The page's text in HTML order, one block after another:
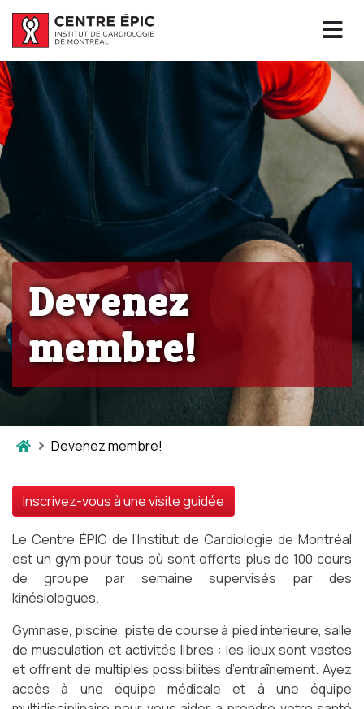
Devenez
membre!
Devenez membre!
Inscrivez-vous à une visite guidée
Le Centre ÉPIC de l’Institut de Cardiologie de Montréal
est un gym pour tous où sont offerts plus de 100 cours
de groupe par semaine supervisés par des
kinésiologues.
Gymnase, piscine, piste de course à pied intérieure, salle
de musculation et activités libres : les lieux sont vastes
et offrent de multiples possibilités d’entraînement. Ayez
accès à une équipe médicale et à une équipe